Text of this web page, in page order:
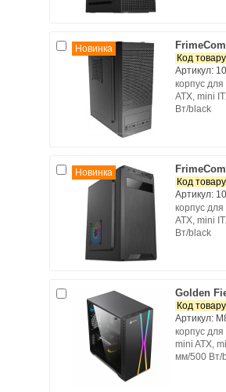
Новинка
Код
Артикул:
корпус
ATX, mini
Вт/black
Новинка
Код
Артикул:
корпус
ATX, mini
Вт/black
Golden
Код
Артикул:
корпус
mini ATX,
мм/500 Вт/